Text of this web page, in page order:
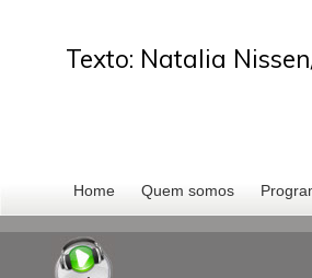
Texto: Natalia
Home Quem somos